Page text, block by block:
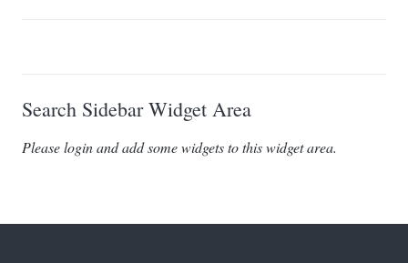
Search Sidebar Widget Area
Please login and add some widgets to this widget area.